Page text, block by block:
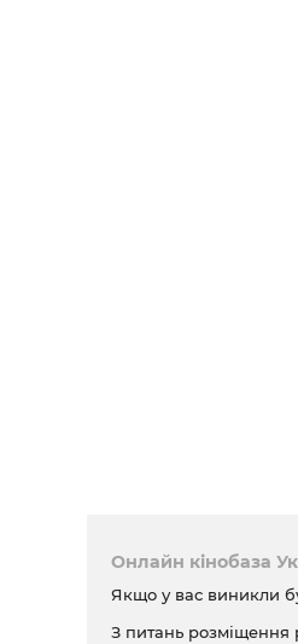
Онлайн кінобаза
Якщо у вас виникли
З питань розміщення